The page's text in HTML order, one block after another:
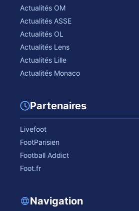
Actualités OM
Actualités ASSE
Actualités OL
Actualités Lens
Actualités Lille
Actualités Monaco
Partenaires
Livefoot
FootParisien
Football Addict
Foot.fr
Navigation